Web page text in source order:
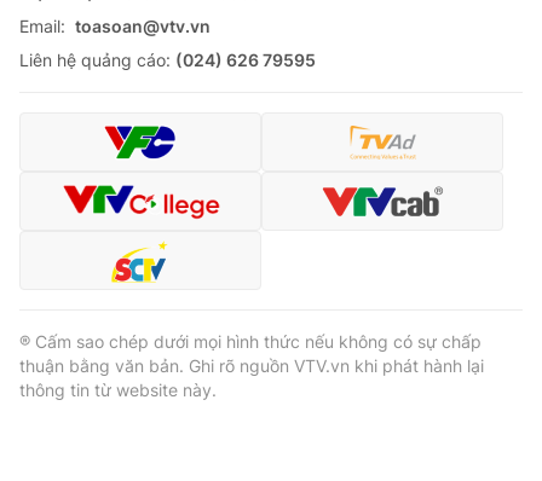
Email: toasoan@vtv.vn
Liên hệ quảng cáo: (024) 626 79595
® Cấm sao chép dưới mọi hình thức nếu không có sự chấp
thuận bằng văn bản. Ghi rõ nguồn VTV.vn khi phát hành lại
thông tin từ website này.